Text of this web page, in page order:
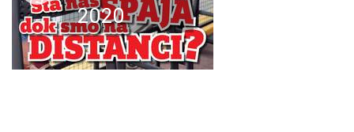
2020